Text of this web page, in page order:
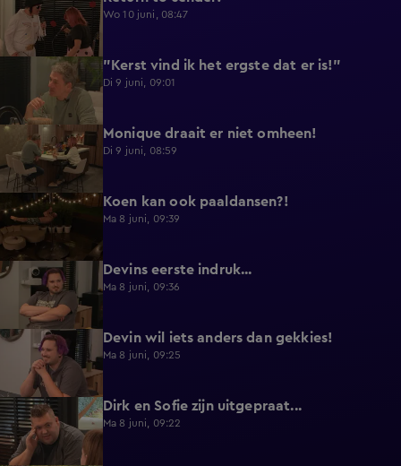
Wo 10 juni, 08:47
"Kerst vind ik het ergste dat er is!"
Di 9 juni, 09:01
0:29 Monique draait er niet omheen!
Di 9 juni, 08:59
0:38 Koen kan ook paaldansen?!
Ma 8 juni, 09:39
0:30 Devins eerste indruk...
Ma 8 juni, 09:36
0:25 Devin wil iets anders dan gekkies!
Ma 8 juni, 09:25
0:26 Dirk en Sofie zijn uitgepraat...
Ma 8 juni, 09:22